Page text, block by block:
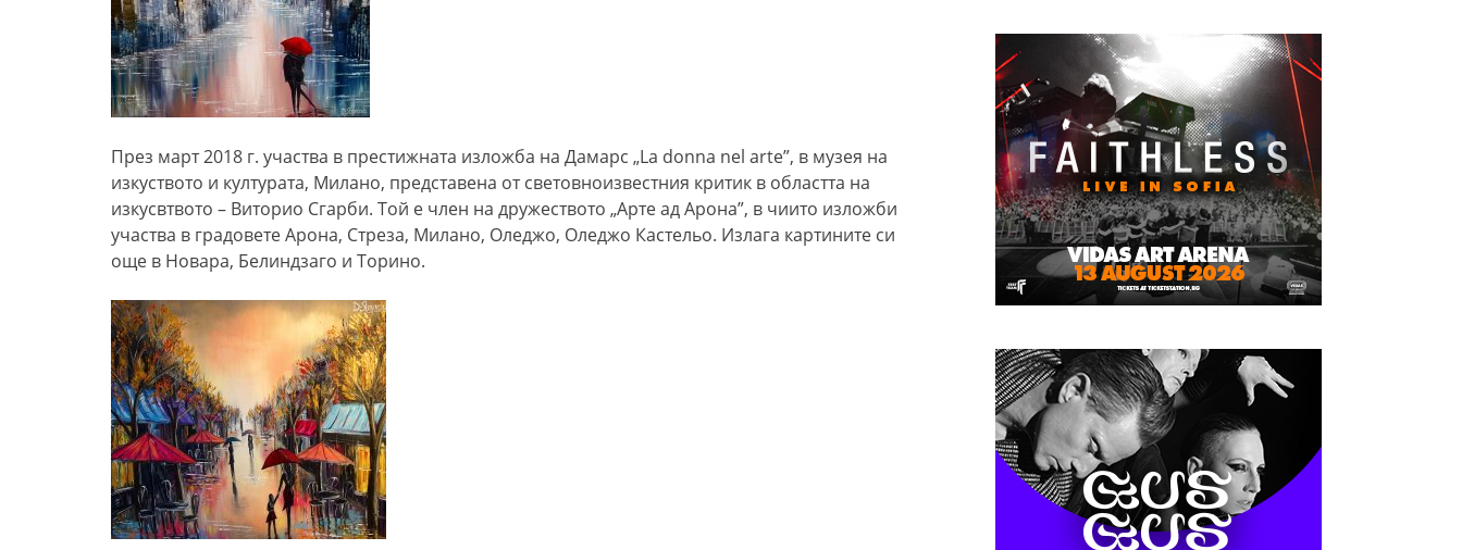
През март 2018 г. участва в престижната изложба на Дамарс „La donna nel arte”, в музея на
изкуството и културата, Милано, представена от световноизвестния критик в областта на
изкусвтвото – Виторио Сгарби. Той е член на дружеството „Арте ад Арона”, в чиито изложби
участва в градовете Арона, Стреза, Милано, Оледжо, Оледжо Кастельо. Излага картините си
още в Новара, Белиндзаго и Торино.